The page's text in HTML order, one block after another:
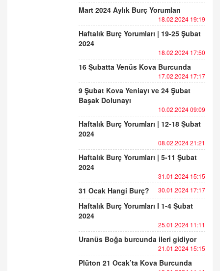
Mart 2024 Aylık Burç Yorumları
18.02.2024 19:19
Haftalık Burç Yorumları | 19-25 Şubat
2024
18.02.2024 17:50
16 Şubatta Venüs Kova Burcunda
17.02.2024 17:17
9 Şubat Kova Yeniayı ve 24 Şubat
Başak Dolunayı
10.02.2024 09:09
Haftalık Burç Yorumları | 12-18 Şubat
2024
08.02.2024 21:21
Haftalık Burç Yorumları | 5-11 Şubat
2024
31.01.2024 15:15
31 Ocak Hangi Burç? 30.01.2024 17:17
Haftalık Burç Yorumları I 1-4 Şubat
2024
25.01.2024 11:11
Uranüs Boğa burcunda ileri gidiyor
21.01.2024 15:15
Plüton 21 Ocak’ta Kova Burcunda